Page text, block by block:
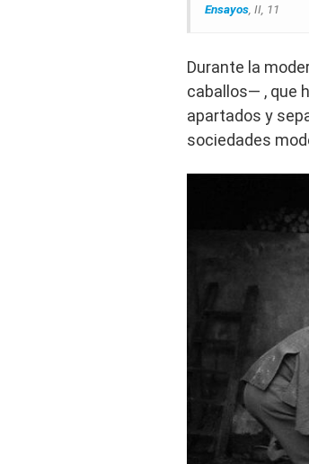
Ensayos II, 11
Durante la
caballos— , que
apartados y
sociedades